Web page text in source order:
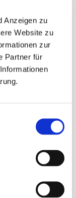
Anzeigen zu
Website zu
zur
Partner für
Kunden den
einem